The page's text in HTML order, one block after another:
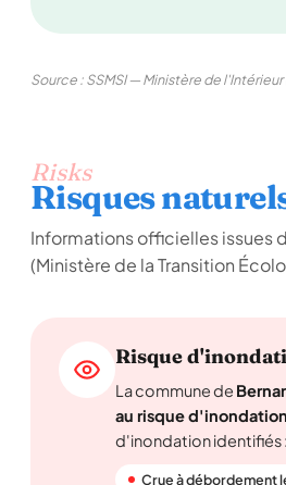
Source : SSMSI — Ministère de
Risks
Risques
Informations officielles issues
(Ministère de la Transition
Risque
La commune de
au risque d'inondation
d'inondation identifiés :
Crue à débordement